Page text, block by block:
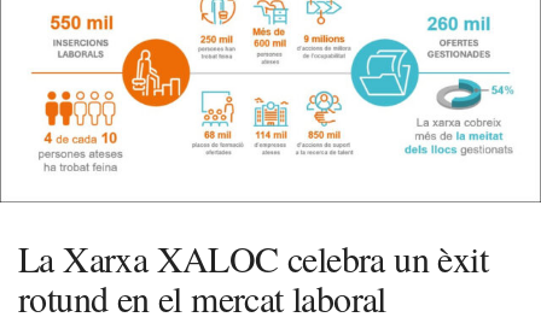
La Xarxa XALOC celebra un èxit
rotund en el mercat laboral